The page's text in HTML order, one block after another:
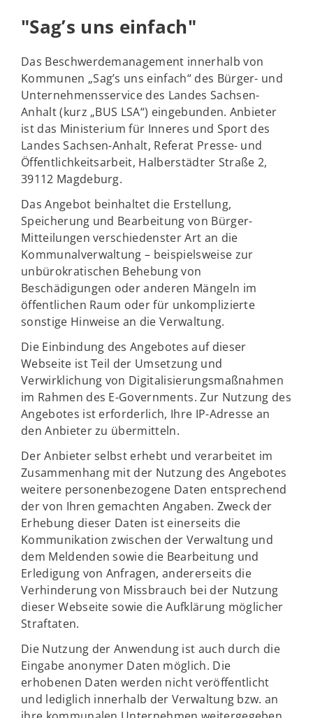
"Sag’s uns einfach"
Das Beschwerdemanagement innerhalb von
Kommunen „Sag’s uns einfach“ des Bürger- und
Unternehmensservice des Landes Sachsen-
Anhalt (kurz „BUS LSA“) eingebunden. Anbieter
ist das Ministerium für Inneres und Sport des
Landes Sachsen-Anhalt, Referat Presse- und
Öffentlichkeitsarbeit, Halberstädter Straße 2,
39112 Magdeburg.
Das Angebot beinhaltet die Erstellung,
Speicherung und Bearbeitung von Bürger-
Mitteilungen verschiedenster Art an die
Kommunalverwaltung – beispielsweise zur
unbürokratischen Behebung von
Beschädigungen oder anderen Mängeln im
öffentlichen Raum oder für unkomplizierte
sonstige Hinweise an die Verwaltung.
Die Einbindung des Angebotes auf dieser
Webseite ist Teil der Umsetzung und
Verwirklichung von Digitalisierungsmaßnahmen
im Rahmen des E-Governments. Zur Nutzung des
Angebotes ist erforderlich, Ihre IP-Adresse an
den Anbieter zu übermitteln.
Der Anbieter selbst erhebt und verarbeitet im
Zusammenhang mit der Nutzung des Angebotes
weitere personenbezogene Daten entsprechend
der von Ihren gemachten Angaben. Zweck der
Erhebung dieser Daten ist einerseits die
Kommunikation zwischen der Verwaltung und
dem Meldenden sowie die Bearbeitung und
Erledigung von Anfragen, andererseits die
Verhinderung von Missbrauch bei der Nutzung
dieser Webseite sowie die Aufklärung möglicher
Straftaten.
Die Nutzung der Anwendung ist auch durch die
Eingabe anonymer Daten möglich. Die
erhobenen Daten werden nicht veröffentlicht
und lediglich innerhalb der Verwaltung bzw. an